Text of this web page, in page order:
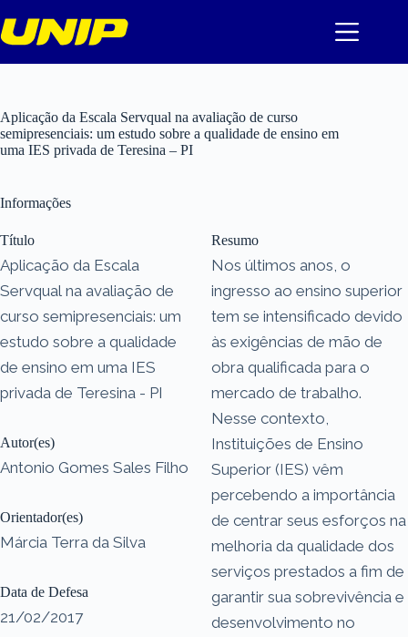
para
o
Aplicação da Escala Servqual na avaliação de curso
semipresenciais: um estudo sobre a qualidade de ensino em
uma IES privada de Teresina – PI
Informações
Título
Aplicação da Escala
Servqual na avaliação de
curso semipresenciais: um
estudo sobre a qualidade
de ensino em uma IES
privada de Teresina - PI
Autor(es)
Antonio Gomes Sales Filho
Orientador(es)
Márcia Terra da Silva
Data de Defesa
21/02/2017
Resumo
Nos últimos anos, o
ingresso ao ensino superior
tem se intensificado devido
às exigências de mão de
obra qualificada para o
mercado de trabalho.
Nesse contexto,
Instituições de Ensino
Superior (IES) vêm
percebendo a importância
de centrar seus esforços na
melhoria da qualidade dos
serviços prestados a fim de
garantir sua sobrevivência e
desenvolvimento no